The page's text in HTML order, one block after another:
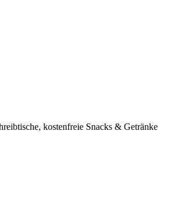
kostenfreie Snacks & Getränke